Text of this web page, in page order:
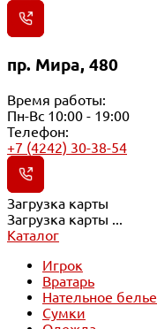
пр. Мира, 480
Время работы:
Пн-Вс 10:00 - 19:00
Телефон:
+7 (4242) 30-38-54
Загрузка карты
Загрузка карты ...
Каталог
Игрок
Вратарь
Нательное белье
Сумки